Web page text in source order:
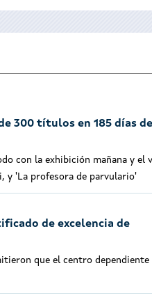
300 títulos en 185 días de
con la exhibición mañana y el
y 'La profesora de parvulario'
de excelencia de
que el centro dependiente